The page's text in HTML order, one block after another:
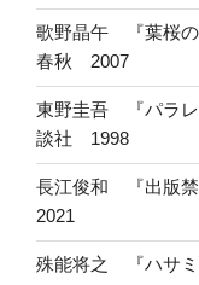
歌野晶午 『葉桜
春秋 2007
東野圭吾 『パラ
談社 1998
長江俊和 『出版
2021
殊能将之 『ハサ